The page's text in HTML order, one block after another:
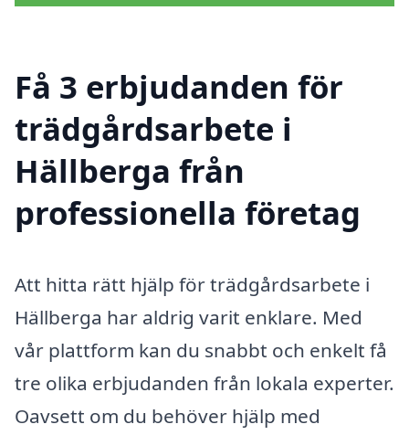
Få 3 erbjudanden för
trädgårdsarbete i
Hällberga från
professionella företag
Att hitta rätt hjälp för trädgårdsarbete i
Hällberga har aldrig varit enklare. Med
vår plattform kan du snabbt och enkelt få
tre olika erbjudanden från lokala experter.
Oavsett om du behöver hjälp med